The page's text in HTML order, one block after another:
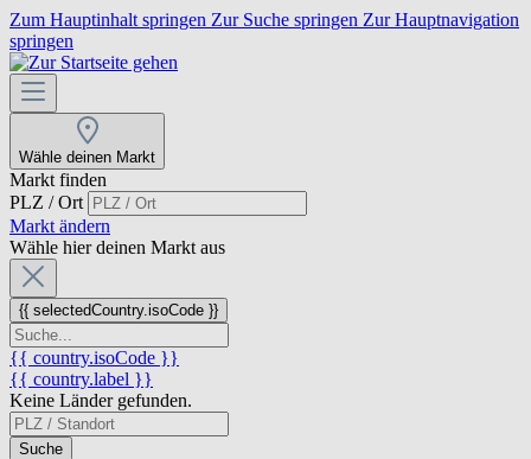
Zum Hauptinhalt springen Zur Suche springen Zur Hauptnavigation
springen
Wähle deinen Markt
Markt finden
PLZ / Ort
Markt ändern
Wähle hier deinen Markt aus
{{ selectedCountry.isoCode }}
{{ country.isoCode }}
{{ country.label }}
Keine Länder gefunden.
Suche